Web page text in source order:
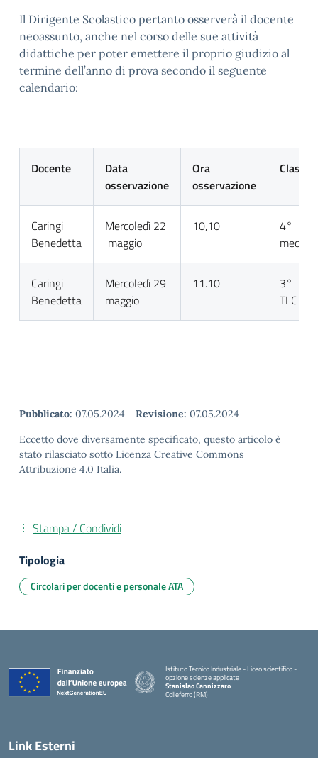
Il Dirigente Scolastico pertanto osserverà il docente
neoassunto, anche nel corso delle sue attività
didattiche per poter emettere il proprio giudizio al
termine dell’anno di prova secondo il seguente
calendario:
Docente
Data
osservazione
Ora
osservazione
Classe
Caringi
Benedetta
Mercoledì 22
maggio
10,10
4°
mecc
Caringi
Benedetta
Mercoledì 29
maggio
11.10
3°
TLC
Pubblicato: 07.05.2024 - Revisione: 07.05.2024
Eccetto dove diversamente specificato, questo articolo è
stato rilasciato sotto Licenza Creative Commons
Attribuzione 4.0 Italia.
Stampa / Condividi
Tipologia
Circolari per docenti e personale ATA
Istituto Tecnico Industriale - Liceo scientifico -
opzione scienze applicate
Stanislao Cannizzaro
Colleferro (RM)
Link Esterni